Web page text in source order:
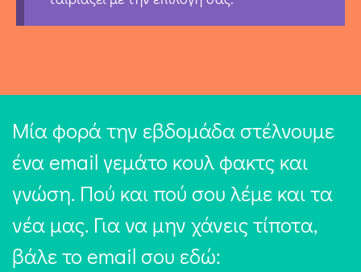
Μία φορά την εβδομάδα στέλνουμε
ένα email γεμάτο κουλ φακτς και
γνώση. Πού και πού σου λέμε και τα
νέα μας. Για να μην χάνεις τίποτα,
βάλε το email σου εδώ: